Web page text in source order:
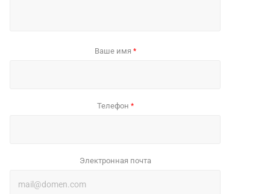
Ваше имя *
Телефон *
Электронная почта